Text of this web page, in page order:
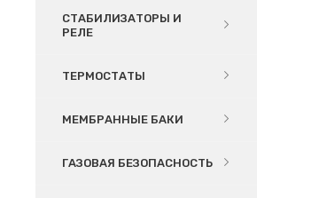
СТАБИЛИЗАТОРЫ И
РЕЛЕ
ТЕРМОСТАТЫ
МЕМБРАННЫЕ БАКИ
ГАЗОВАЯ БЕЗОПАСНОСТЬ